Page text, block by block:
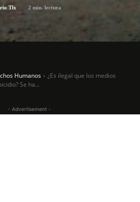
Tlx 2 min. lectura
Humanos
¿Es ilegal que los medios
Se ha...
- Advertisement -